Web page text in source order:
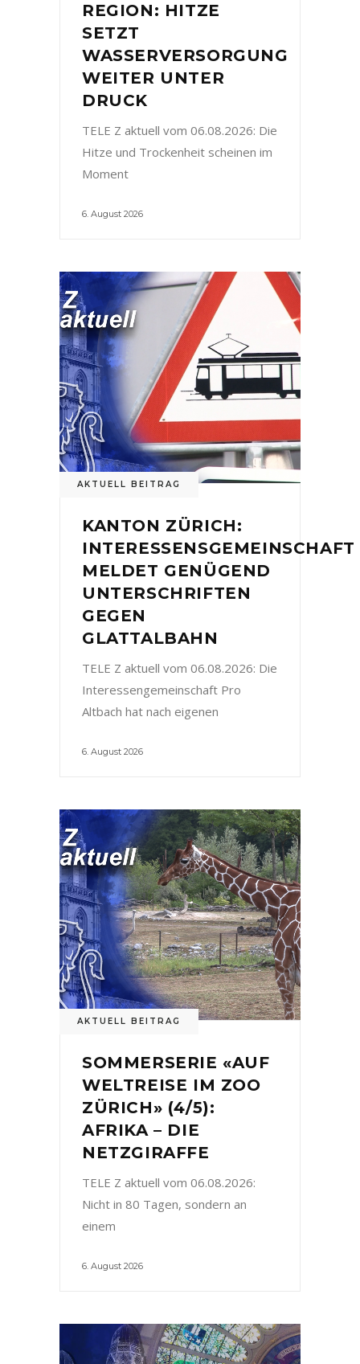
REGION: HITZE
SETZT
WASSERVERSORGUNG
WEITER UNTER
DRUCK
TELE Z aktuell vom 06.08.2026: Die
Hitze und Trockenheit scheinen im
Moment
6. August 2026
AKTUELL BEITRAG
KANTON ZÜRICH:
INTERESSENSGEMEINSCHAFT
MELDET GENÜGEND
UNTERSCHRIFTEN
GEGEN
GLATTALBAHN
TELE Z aktuell vom 06.08.2026: Die
Interessengemeinschaft Pro
Altbach hat nach eigenen
6. August 2026
AKTUELL BEITRAG
SOMMERSERIE «AUF
WELTREISE IM ZOO
ZÜRICH» (4/5):
AFRIKA – DIE
NETZGIRAFFE
TELE Z aktuell vom 06.08.2026:
Nicht in 80 Tagen, sondern an
einem
6. August 2026